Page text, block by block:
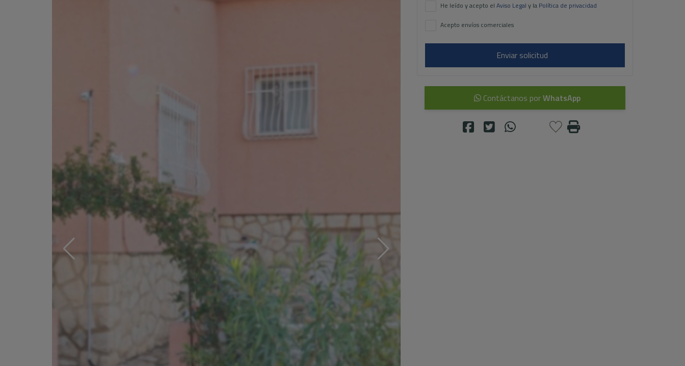
He leído y acepto el Aviso Legal y la Política de privacidad
Acepto envíos comerciales
Enviar solicitud
Contáctanos porWhatsApp